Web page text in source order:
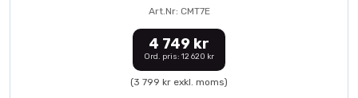
Art.Nr: CMT7E
4 749 kr
Ord. pris: 12 620 kr
(3 799 kr exkl. moms)